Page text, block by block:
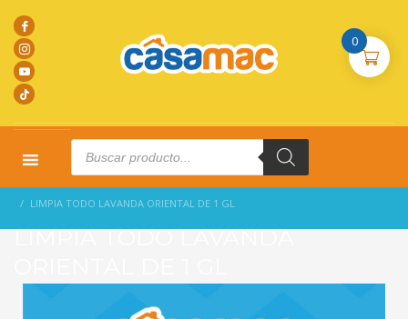
Products
search
LIMPIA TODO LAVANDA ORIENTAL DE 1 GL
LIMPIA TODO LAVANDA
0